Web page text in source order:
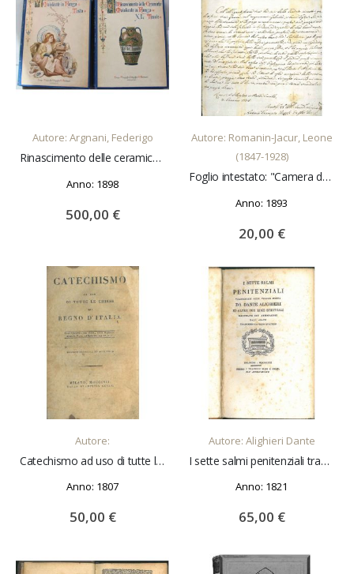
Autore: Argnani, Federigo
Rinascimento delle ceramiche maiolicate in Faenza con appendice di documenti inediti forniti da Carlo Malagola e con 40 tavole che comprendono 193 figure di stoviglie disegnate e colorite al vero dall'autore
Anno: 1898
500,00 €
AGGIUNGI AL CARRELLO
Autore: Romanin-Jacur, Leone
(1847-1928)
Foglio intestato: "Camera dei Deputati" e datato: "Roma, 28 marzo 1893"
Anno: 1893
20,00 €
AGGIUNGI AL CARRELLO
Autore:
Catechismo ad uso di tutte le chiese del Regno d'Italia. Edizione originale ed autentica
Anno: 1807
50,00 €
AGGIUNGI AL CARRELLO
Autore: Alighieri Dante
I sette salmi penitenziali trasportati alla volgar poesia da Dante Alighieri ed altre sue rime spirituali illustrate con annotazioni dall'Abate Francesco Saverio Quadro
Anno: 1821
65,00 €